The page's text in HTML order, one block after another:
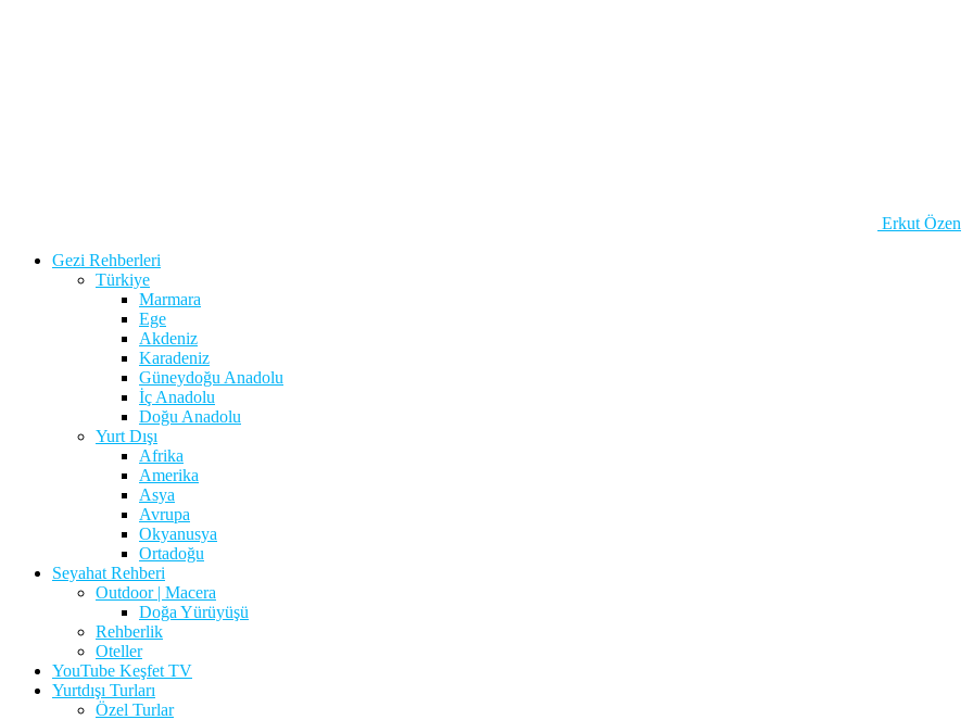
Erkut Özen
Gezi Rehberleri
Türkiye
Marmara
Ege
Akdeniz
Karadeniz
Güneydoğu Anadolu
İç Anadolu
Doğu Anadolu
Yurt Dışı
Afrika
Amerika
Asya
Avrupa
Okyanusya
Ortadoğu
Seyahat Rehberi
Outdoor | Macera
Doğa Yürüyüşü
Rehberlik
Oteller
YouTube Keşfet TV
Yurtdışı Turları
Özel Turlar